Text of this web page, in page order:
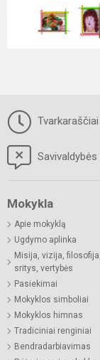
Tvarkaraščiai
Mokykla
Apie mokyklą
Ugdymo aplinka
Misija, vizija,
sritys, vertybės
Pasiekimai
Mokyklos simboliai
Mokyklos himnas
Tradiciniai renginiai
Bendradarbiavimas